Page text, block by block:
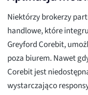
Niektórzy brokerzy
handlowe, które
Greyford Corebit,
poza biurem. Nawet
Corebit jest
wystarczająco